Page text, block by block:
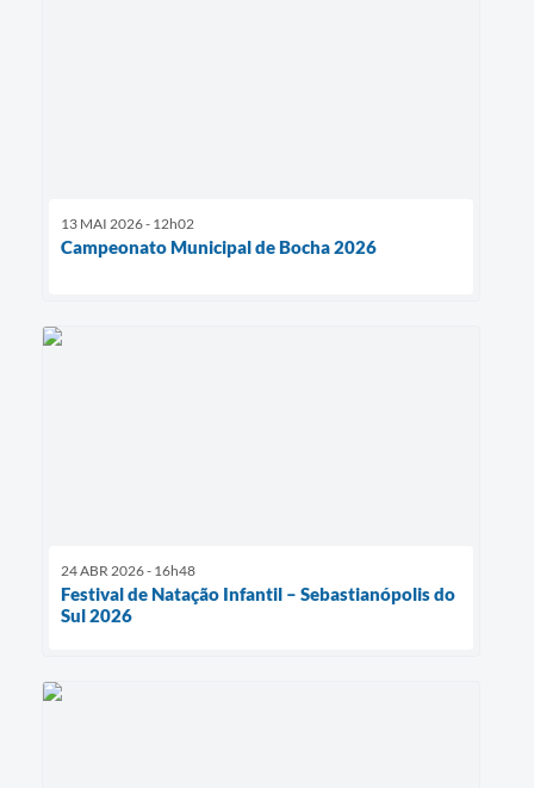
13 MAI 2026 - 12h02
Campeonato Municipal de Bocha 2026
24 ABR 2026 - 16h48
Festival de Natação Infantil – Sebastianópolis do
Sul 2026